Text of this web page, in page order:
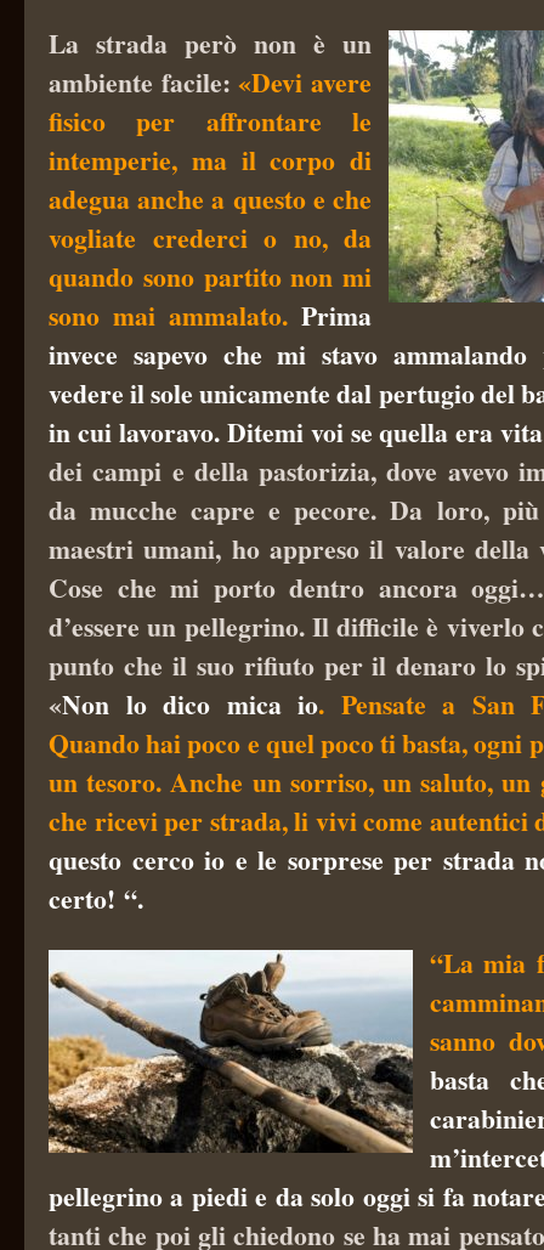
La strada però non è un
ambiente facile:«Devi avere
fisico per affrontare le
intemperie, ma il corpo di
adegua anche a questo e che
vogliate crederci o no, da
quando sono partito non mi
sono mai ammalato. Prima
invece sapevo che mi stavo
vedere il sole unicamente dal pertugio del
in cui lavoravo. Ditemi voi se quella era
dei campi e della pastorizia, dove avevo
da mucche capre e pecore. Da loro,
maestri umani, ho appreso il valore
Cose che mi porto dentro ancora
d’essere un pellegrino. Il difficile è viverlo
punto che il suo rifiuto per il denaro lo
«Non lo dico mica io. Pensate a San
Quando hai poco e quel poco ti basta, ogni
un tesoro. Anche un sorriso, un saluto, un
che ricevi per strada, li vivi come autentici
questo cerco io e le sorprese per strada
certo! “.
“La mia
sanno
basta
pellegrino a piedi e da solo oggi si fa
tanti che poi gli chiedono se ha mai